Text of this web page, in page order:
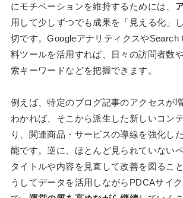
にモチベーションを維持するためには、
用して少しずつでも成果を「見える化」
切です。GoogleアナリティクスやSearch
料ツールを活用すれば、日々の訪問者数
索キーワードなどを把握できます。
例えば、特定のブログ記事のアクセスが
わかれば、そこから派生した新しいコン
り、関連商品・サービスの導線を強化し
能です。逆に、ほとんど見られていない
タイトルや内容を見直して改善を図るこ
うしてデータを活用しながらPDCAサイ